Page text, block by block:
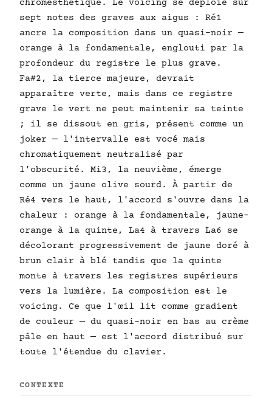
chromesthétique. Le voicing se déploie sur
sept notes des graves aux aigus : Ré1
ancre la composition dans un quasi-noir —
orange à la fondamentale, englouti par la
profondeur du registre le plus grave.
Fa#2, la tierce majeure, devrait
apparaître verte, mais dans ce registre
grave le vert ne peut maintenir sa teinte
; il se dissout en gris, présent comme un
joker — l'intervalle est vocé mais
chromatiquement neutralisé par
l'obscurité. Mi3, la neuvième, émerge
comme un jaune olive sourd. À partir de
Ré4 vers le haut, l'accord s'ouvre dans la
chaleur : orange à la fondamentale, jaune-
orange à la quinte, La4 à travers La6 se
décolorant progressivement de jaune doré à
brun clair à blé tandis que la quinte
monte à travers les registres supérieurs
vers la lumière. La composition est le
voicing. Ce que l'œil lit comme gradient
de couleur — du quasi-noir en bas au crème
pâle en haut — est l'accord distribué sur
toute l'étendue du clavier.
CONTEXTE